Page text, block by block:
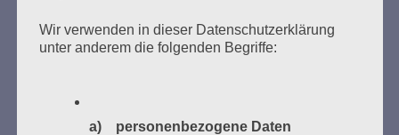
Donnerstag, 21. Mai 2026, 11 – 18 Uhr
Zum 26. Mal gibt es eine Marathonlesung anlässlich
Wir verwenden in dieser Datenschutzerklärung
unter anderem die folgenden Begriffe:
a) personenbezogene Daten